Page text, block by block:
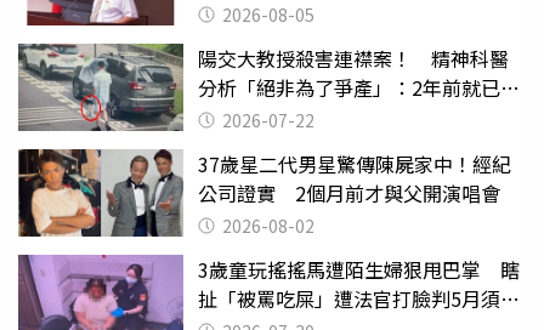
2026-08-05
陽交大教授殺害連襟案！ 精神科醫
分析「絕非為了爭產」：2年前就已言
行詭異
2026-07-22
37歲星二代男星驚傳陳屍家中！經紀
公司證實 2個月前才與父開演唱會
2026-08-02
3歲童玩搖搖馬遭陌生婦狠甩巴掌 瞎
扯「被罵吃屎」遭法官打臉判5月須入